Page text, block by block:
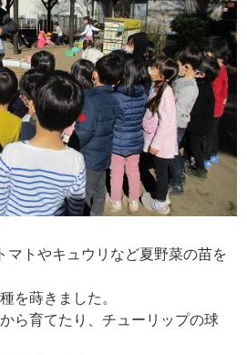
マトやキュウリなど夏野菜の苗を
を蒔きました。
ら育てたり、チューリップの球